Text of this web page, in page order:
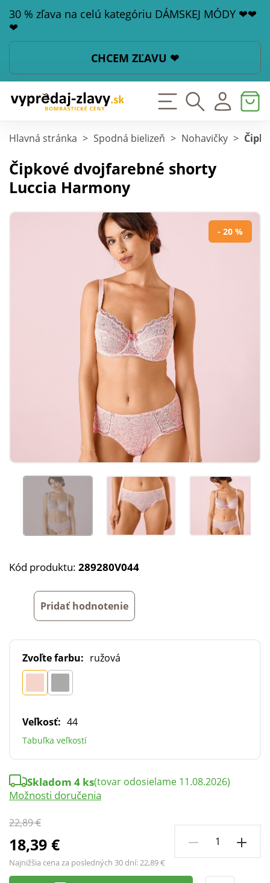
30 % zľava na celú kategóriu DÁMSKEJ MÓDY ❤❤
❤
CHCEM ZĽAVU ❤
Hlavná stránka > Spodná bielizeň > Nohavičky >
Čipkové dvojfarebné shorty
Luccia Harmony
- 20 %
Kód produktu: 289280V044
Pridať hodnotenie
Zvoľte farbu: ružová
Veľkosť: 44
Tabuľka veľkostí
22,89 €
18,39 €
Najnižšia cena za posledných 30 dní:22,89 €
Skladom 4 ks(tovar odosielame 11.08.2026)
Možnosti doručenia